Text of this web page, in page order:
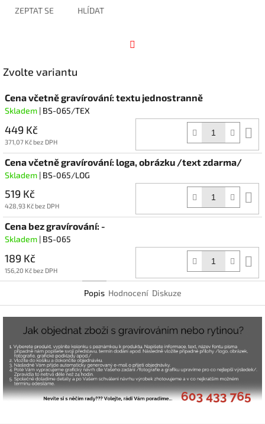
ZEPTAT SE HLÍDAT
Zvolte variantu
Cena včetně gravírování: textu jednostranně
Skladem | BS-065/TEX
449 Kč
371,07 Kč bez DPH
Cena včetně gravírování: loga, obrázku /text zdarma/
Skladem | BS-065/LOG
519 Kč
428,93 Kč bez DPH
Cena bez gravírování: -
Skladem | BS-065
189 Kč
156,20 Kč bez DPH
Popis Hodnocení Diskuze